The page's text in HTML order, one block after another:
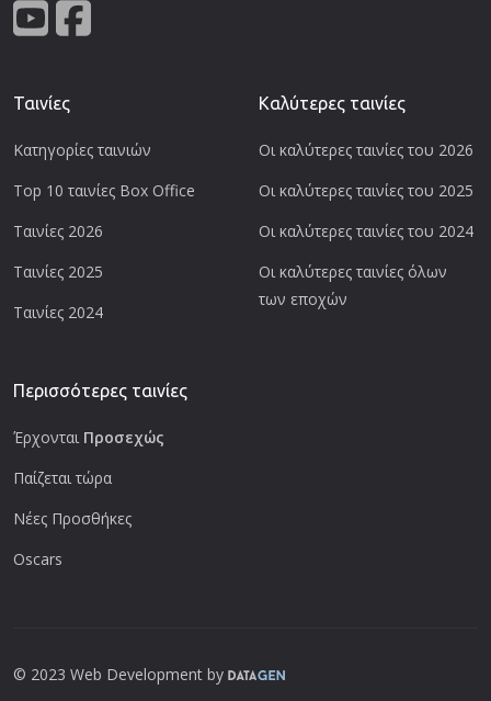
Ταινίες
Κατηγορίες ταινιών
Top 10 ταινίες Box Office
Ταινίες 2026
Ταινίες 2025
Ταινίες 2024
Καλύτερες ταινίες
Οι καλύτερες ταινίες του 2026
Οι καλύτερες ταινίες του 2025
Οι καλύτερες ταινίες του 2024
Οι καλύτερες ταινίες όλων
των εποχών
Περισσότερες ταινίες
Έρχονται Προσεχώς
Παίζεται τώρα
Νέες Προσθήκες
Oscars
© 2023 Web Development by